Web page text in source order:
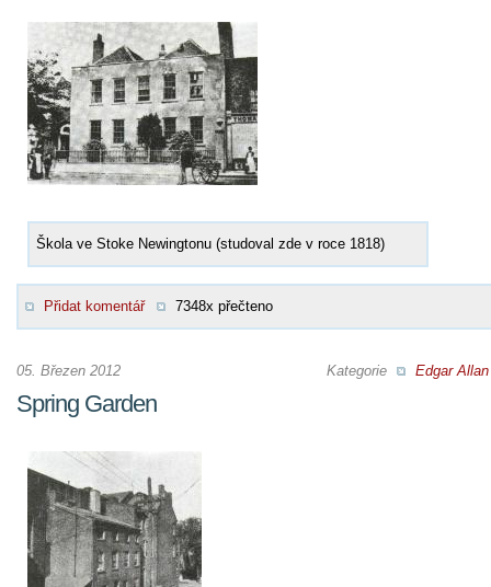
Škola ve Stoke Newingtonu (studoval zde v roce 1818)
Přidat komentář 7348x přečteno
Kategorie Edgar
05. Březen 2012
Spring Garden